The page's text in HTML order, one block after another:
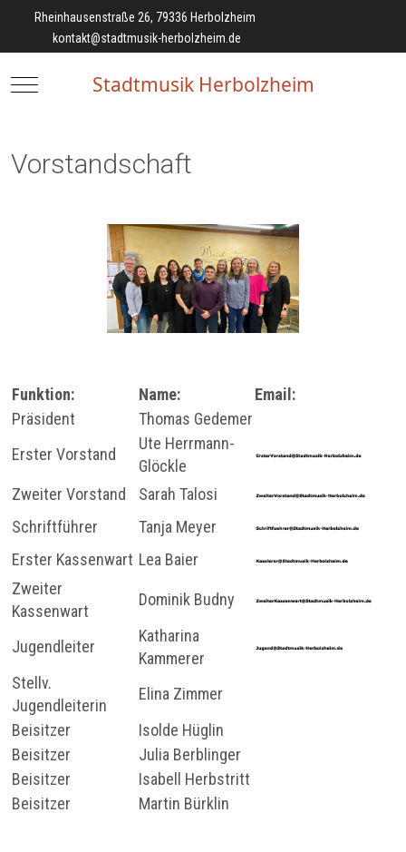
Rheinhausenstraße 26, 79336 Herbolzheim
kontakt@stadtmusik-herbolzheim.de
Mobile Menu ToggleStadtmusik Herbolzheim
Vorstandschaft
Funktion: Name:
Email:
Präsident
Thomas Gedemer
Erster Vorstand
Ute Herrmann-
Glöckle
Zweiter Vorstand
Sarah Talosi
Schriftführer
Tanja Meyer
Erster Kassenwart Lea Baier
Zweiter
Kassenwart
Dominik Budny
Jugendleiter
Katharina
Kammerer
Stellv.
Jugendleiterin
Elina Zimmer
Beisitzer
Isolde Hüglin
Beisitzer
Julia Berblinger
Beisitzer
Isabell Herbstritt
Beisitzer
Martin Bürklin